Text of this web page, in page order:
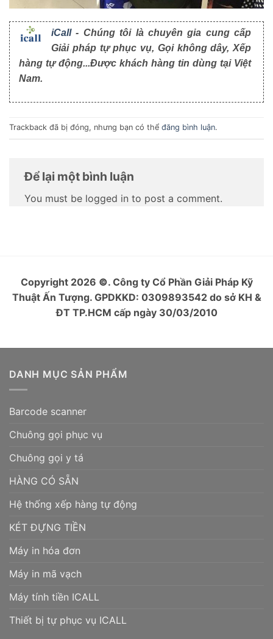
iCall- Chúng tôi là chuyên gia cung cấp
Giải pháp tự phục vụ, Gọi không dây, Xếp
hàng tự động...Được khách hàng tin dùng tại Việt
Nam.
Trackback đã bị đóng, nhưng bạn có thể đăng bình luận.
Để lại một bình luận
You must be logged in to post a comment.
Copyright 2026 ©. Công ty Cổ Phần Giải Pháp Kỹ
Thuật Ấn Tượng. GPDKKD: 0309893542 do sở KH &
ĐT TP.HCM cấp ngày 30/03/2010
DANH MỤC SẢN PHẨM
Barcode scanner
Chuông gọi phục vụ
Chuông gọi y tá
HÀNG CÓ SẴN
Hệ thống xếp hàng tự động
KÉT ĐỰNG TIỀN
Máy in hóa đơn
Máy in mã vạch
Máy tính tiền ICALL
Thiết bị tự phục vụ ICALL